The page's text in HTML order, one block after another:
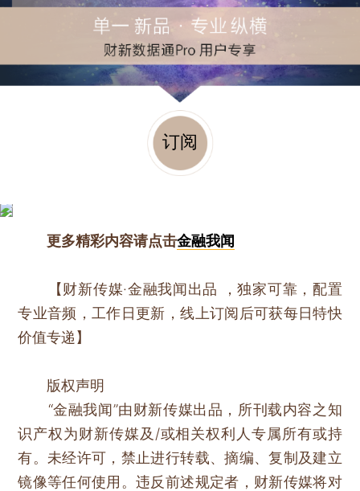
订阅
更多精彩内容请点击金融我闻
【财新传媒·金融我闻出品 ，独家可靠，配置
专业音频，工作日更新，线上订阅后可获每日特快
价值专递】
版权声明
“金融我闻”由财新传媒出品，所刊载内容之知
识产权为财新传媒及/或相关权利人专属所有或持
有。未经许可，禁止进行转载、摘编、复制及建立
镜像等任何使用。违反前述规定者，财新传媒将对